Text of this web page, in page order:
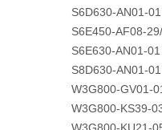
S6D630-AN01-01
S6E450-AF08-
S6E630-AN01-01
S8D630-AN01-01
W3G800-GV01-
W3G800-KS39-